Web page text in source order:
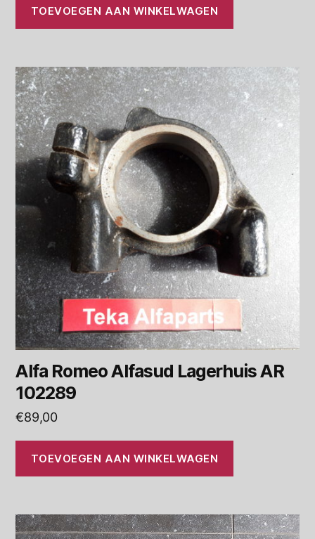
TOEVOEGEN AAN WINKELWAGEN
Alfa Romeo Alfasud Lagerhuis AR
102289
€89,00
TOEVOEGEN AAN WINKELWAGEN